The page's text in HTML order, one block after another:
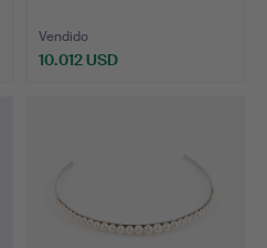
d…
Vendido
10.012 USD